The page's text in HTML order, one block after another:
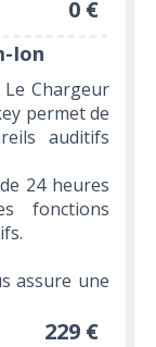
0 €
Ion
Chargeur
permet de
auditifs
24 heures
fonctions
assure une
229 €